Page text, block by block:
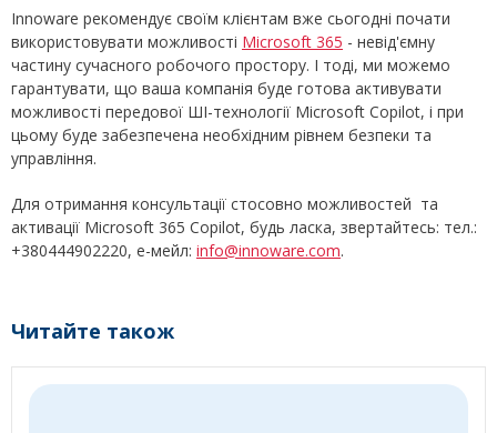
Innoware рекомендує своїм клієнтам вже сьогодні почати
використовувати можливості Microsoft 365 - невід'ємну
частину сучасного робочого простору. І тоді, ми можемо
гарантувати, що ваша компанія буде готова активувати
можливості передової ШІ-технології Microsoft Copilot, і при
цьому буде забезпечена необхідним рівнем безпеки та
управління.
Для отримання консультації стосовно можливостей та
активації Microsoft 365 Copilot, будь ласка, звертайтесь: тел.:
+380444902220, е-мейл: info@innoware.com.
Читайте також